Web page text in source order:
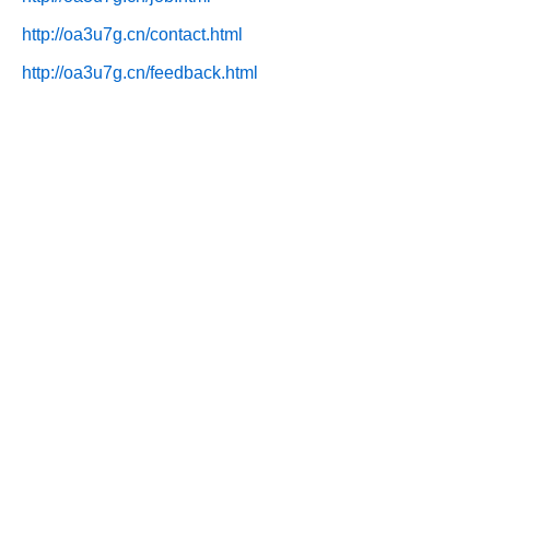
http://oa3u7g.cn/contact.html
http://oa3u7g.cn/feedback.html